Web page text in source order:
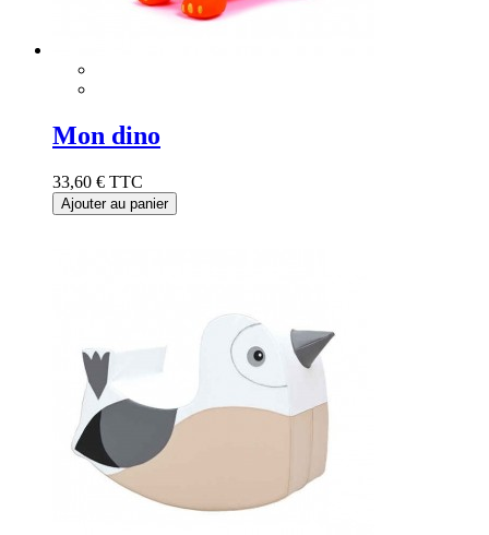
Mon dino
33,60 € TTC
Ajouter au panier